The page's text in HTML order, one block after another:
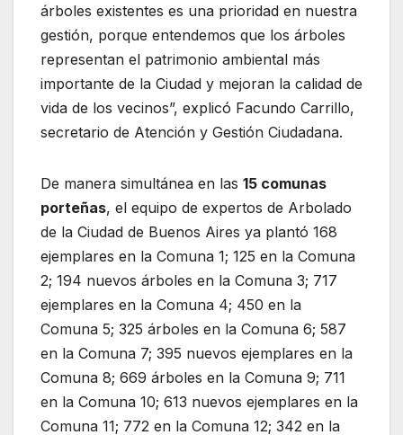
árboles existentes es una prioridad en nuestra
gestión, porque entendemos que los árboles
representan el patrimonio ambiental más
importante de la Ciudad y mejoran la calidad de
vida de los vecinos”, explicó Facundo Carrillo,
secretario de Atención y Gestión Ciudadana.
De manera simultánea en las 15 comunas
porteñas, el equipo de expertos de Arbolado
de la Ciudad de Buenos Aires ya plantó 168
ejemplares en la Comuna 1; 125 en la Comuna
2; 194 nuevos árboles en la Comuna 3; 717
ejemplares en la Comuna 4; 450 en la
Comuna 5; 325 árboles en la Comuna 6; 587
en la Comuna 7; 395 nuevos ejemplares en la
Comuna 8; 669 árboles en la Comuna 9; 711
en la Comuna 10; 613 nuevos ejemplares en la
Comuna 11; 772 en la Comuna 12; 342 en la